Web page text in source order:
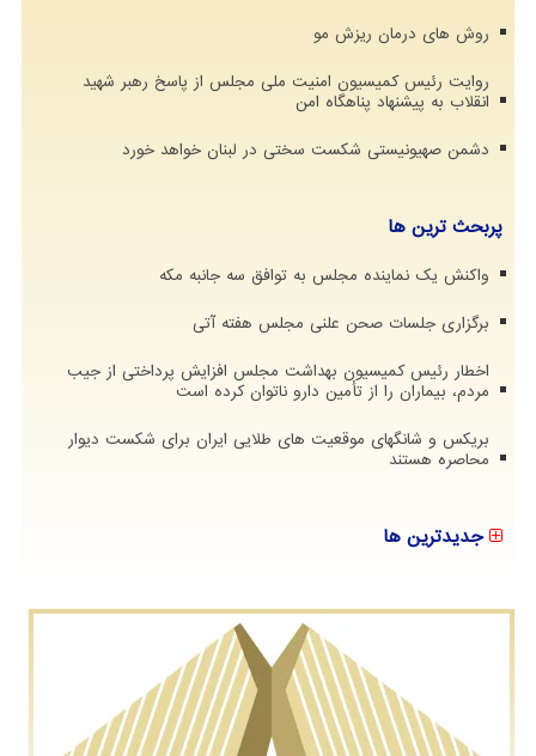
روش های درمان ریزش مو
روایت رئیس کمیسیون امنیت ملی مجلس از پاسخ رهبر شهید
انقلاب به پیشنهاد پناهگاه امن
دشمن صهیونیستی شکست سختی در لبنان خواهد خورد
پربحث ترین ها
واکنش یک نماینده مجلس به توافق سه جانبه مکه
برگزاری جلسات صحن علنی مجلس هفته آتی
اخطار رئیس کمیسیون بهداشت مجلس افزایش پرداختی از جیب
مردم، بیماران را از تأمین دارو ناتوان کرده است
بریکس و شانگهای موقعیت های طلایی ایران برای شکست دیوار
محاصره هستند
جدیدترین ها